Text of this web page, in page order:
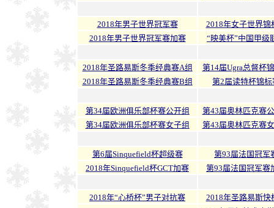
2018年男子世界冠军赛
2018年女子世界锦
2018年男子世界冠军赛加赛
“映美杯”中国甲级
2018年圣路易斯冬季经典赛A组
第14届Ugra总督杯
2018年圣路易斯冬季经典赛B组
第2届读特杯锦标
第34届欧洲俱乐部杯赛公开组
第43届奥林匹克赛
第34届欧洲俱乐部杯赛女子组
第43届奥林匹克赛
第6届Sinquefield杯超级赛
第93届法国冠军
2018年Sinquefield杯GCT加赛
第93届法国冠军赛
2018年“心桥杯”男子对抗赛 2018年圣路易斯快